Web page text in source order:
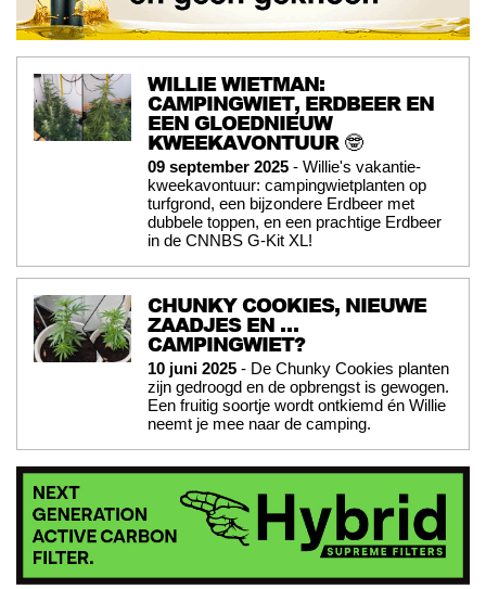
WILLIE WIETMAN:
CAMPINGWIET, ERDBEER EN
EEN GLOEDNIEUW
KWEEKAVONTUUR 🤓
09 september 2025 - Willie's vakantie-
kweekavontuur: campingwietplanten op
turfgrond, een bijzondere Erdbeer met
dubbele toppen, en een prachtige Erdbeer
in de CNNBS G-Kit XL!
CHUNKY COOKIES, NIEUWE
ZAADJES EN …
CAMPINGWIET?
10 juni 2025 - De Chunky Cookies planten
zijn gedroogd en de opbrengst is gewogen.
Een fruitig soortje wordt ontkiemd én Willie
neemt je mee naar de camping.